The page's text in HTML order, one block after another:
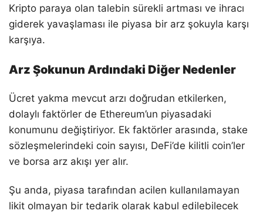
Kripto paraya olan talebin sürekli artması ve ihracı
giderek yavaşlaması ile piyasa bir arz şokuyla karşı
karşıya.
Arz Şokunun Ardındaki Diğer Nedenler
Ücret yakma mevcut arzı doğrudan etkilerken,
dolaylı faktörler de Ethereum’un piyasadaki
konumunu değiştiriyor. Ek faktörler arasında, stake
sözleşmelerindeki coin sayısı, DeFi’de kilitli coin’ler
ve borsa arz akışı yer alır.
Şu anda, piyasa tarafından acilen kullanılamayan
likit olmayan bir tedarik olarak kabul edilebilecek